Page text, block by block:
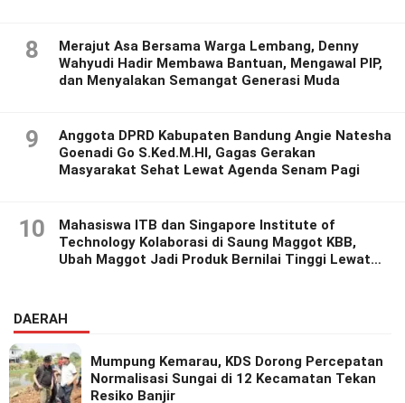
8
Merajut Asa Bersama Warga Lembang, Denny
Wahyudi Hadir Membawa Bantuan, Mengawal PIP,
dan Menyalakan Semangat Generasi Muda
9
Anggota DPRD Kabupaten Bandung Angie Natesha
Goenadi Go S.Ked.M.HI, Gagas Gerakan
Masyarakat Sehat Lewat Agenda Senam Pagi
10
Mahasiswa ITB dan Singapore Institute of
Technology Kolaborasi di Saung Maggot KBB,
Ubah Maggot Jadi Produk Bernilai Tinggi Lewat
DAERAH
Mumpung Kemarau, KDS Dorong Percepatan
Normalisasi Sungai di 12 Kecamatan Tekan
Resiko Banjir